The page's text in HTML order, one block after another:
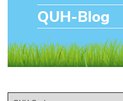
QUH-Blog